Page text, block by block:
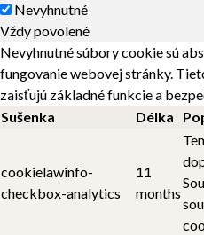
Nevyhnutné
Vždy povolené
Nevyhnutné súbory cookie sú
fungovanie webovej stránky.
zaisťujú základné funkcie a
Sušenka
Délka
cookielawinfo-
checkbox-analytics
11
months